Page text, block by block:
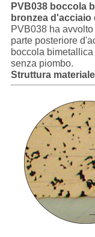
CASI
MAPPA
SITO
PRIVACY
POLICY
PVB038 boccola
bronzea
PVB038 ha
parte posteriore
boccola
senza piombo.
Struttura materiale